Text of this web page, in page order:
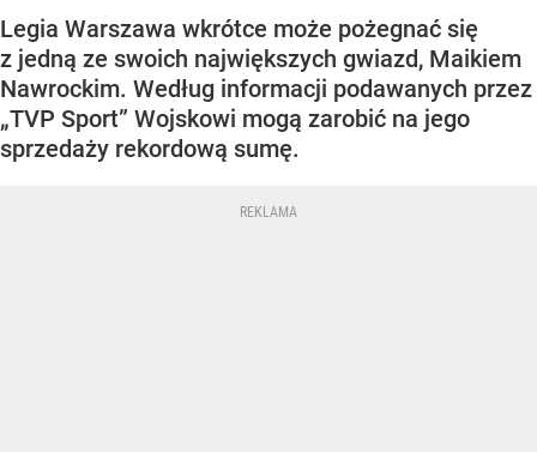
Legia Warszawa wkrótce może pożegnać się
z jedną ze swoich największych gwiazd, Maikiem
Nawrockim. Według informacji podawanych przez
„TVP Sport” Wojskowi mogą zarobić na jego
sprzedaży rekordową sumę.